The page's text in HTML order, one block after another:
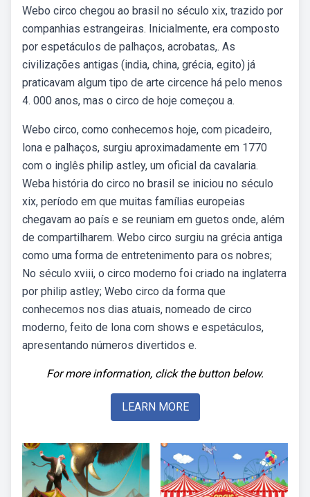
Webo circo chegou ao brasil no século xix, trazido por
companhias estrangeiras. Inicialmente, era composto
por espetáculos de palhaços, acrobatas,. As
civilizações antigas (india, china, grécia, egito) já
praticavam algum tipo de arte circence há pelo menos
4. 000 anos, mas o circo de hoje começou a.
Webo circo, como conhecemos hoje, com picadeiro,
lona e palhaços, surgiu aproximadamente em 1770
com o inglês philip astley, um oficial da cavalaria.
Weba história do circo no brasil se iniciou no século
xix, período em que muitas famílias europeias
chegavam ao país e se reuniam em guetos onde, além
de compartilharem. Webo circo surgiu na grécia antiga
como uma forma de entretenimento para os nobres;
No século xviii, o circo moderno foi criado na inglaterra
por philip astley; Webo circo da forma que
conhecemos nos dias atuais, nomeado de circo
moderno, feito de lona com shows e espetáculos,
apresentando números divertidos e.
For more information, click the button below.
LEARN MORE